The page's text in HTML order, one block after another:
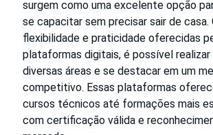
surgem como uma excelente opção
se capacitar sem precisar sair de casa.
flexibilidade e praticidade oferecidas
plataformas digitais, é possível
diversas áreas e se destacar em um
competitivo. Essas plataformas
cursos técnicos até formações mais
com certificação válida e